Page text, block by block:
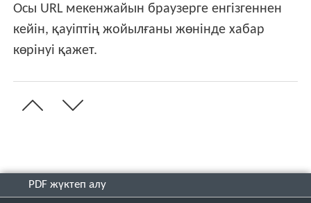
Осы URL мекенжайын браузерге енгізгеннен
кейін, қауіптің жойылғаны жөнінде хабар
көрінуі қажет.
PDF жүктеп алу